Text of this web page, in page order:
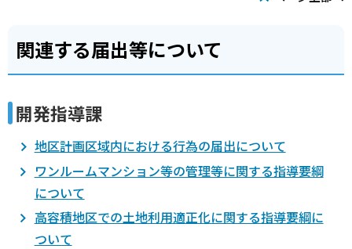
関連する届出等について
開発指導課
地区計画区域内における行為の届出について
ワンルームマンション等の管理等に関する指導要綱
について
高容積地区での土地利用適正化に関する指導要綱に
ついて